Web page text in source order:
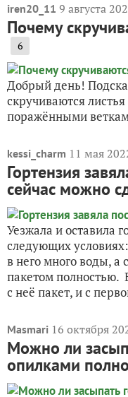
iren20_11 9 августа
Почему
6
Добрый день!
скручиваются
поражёнными
kessi_charm 11 мая
Гортензия
сейчас можно
Уезжала и оставила
следующих
в него много воды, а
пакетом полностью.
с неё пакет, и с
Masmari 16 октября
Можно ли
опилками